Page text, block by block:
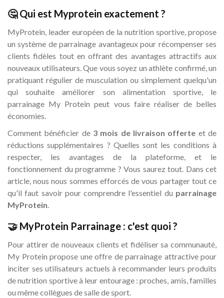
🤔 Qui est Myprotein exactement ?
MyProtein, leader européen de la nutrition sportive, propose
un système de parrainage avantageux pour récompenser ses
clients fidèles tout en offrant des avantages attractifs aux
nouveaux utilisateurs. Que vous soyez un athlète confirmé, un
pratiquant régulier de musculation ou simplement quelqu'un
qui souhaite améliorer son alimentation sportive, le
parrainage My Protein peut vous faire réaliser de belles
économies.
Comment bénéficier de 3 mois de livraison offerte et de
réductions supplémentaires ? Quelles sont les conditions à
respecter, les avantages de la plateforme, et le
fonctionnement du programme ? Vous saurez tout. Dans cet
article, nous nous sommes efforcés de vous partager tout ce
qu'il faut savoir pour comprendre l'essentiel du parrainage
MyProtein.
🤝 MyProtein Parrainage : c'est quoi ?
Pour attirer de nouveaux clients et fidéliser sa communauté,
My Protein propose une offre de parrainage attractive pour
inciter ses utilisateurs actuels à recommander leurs produits
de nutrition sportive à leur entourage : proches, amis, familles
ou même collègues de salle de sport.